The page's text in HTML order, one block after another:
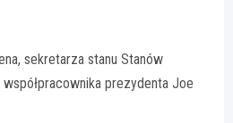
sekretarza stanu Stanów
prezydenta Joe